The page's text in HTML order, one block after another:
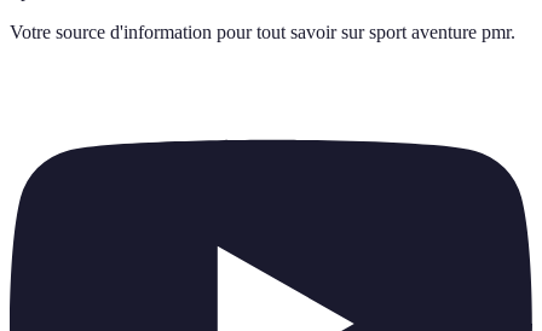
Votre source d'information pour tout savoir sur sport aventure pmr.